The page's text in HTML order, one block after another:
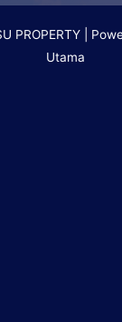
PROPERTY |
Utama